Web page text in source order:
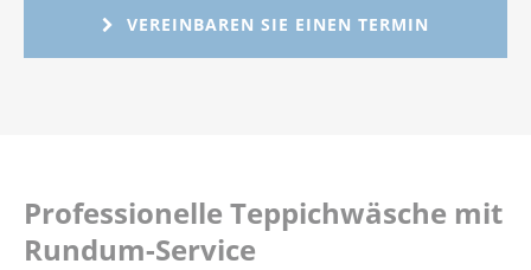
VEREINBAREN SIE EINEN TERMIN
Professionelle Teppichwäsche mit
Rundum-Service